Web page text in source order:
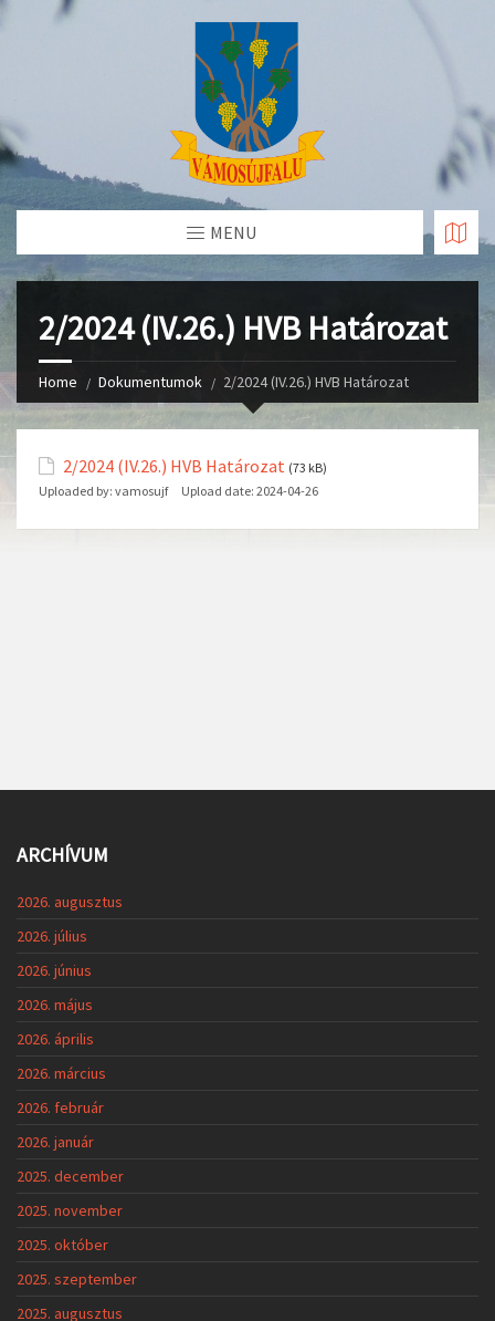
Skip
MENU
2/2024 (IV.26.) HVB Határozat
Home Dokumentumok 2/2024 (IV.26.) HVB Határozat
2/2024 (IV.26.) HVB Határozat (73 kB)
Uploaded by: vamosujf Upload date: 2024-04-26
ARCHÍVUM
2026. augusztus
2026. július
2026. június
2026. május
2026. április
2026. március
2026. február
2026. január
2025. december
2025. november
2025. október
2025. szeptember
2025. augusztus